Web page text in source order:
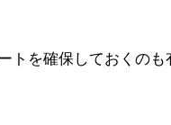
トを確保しておくの